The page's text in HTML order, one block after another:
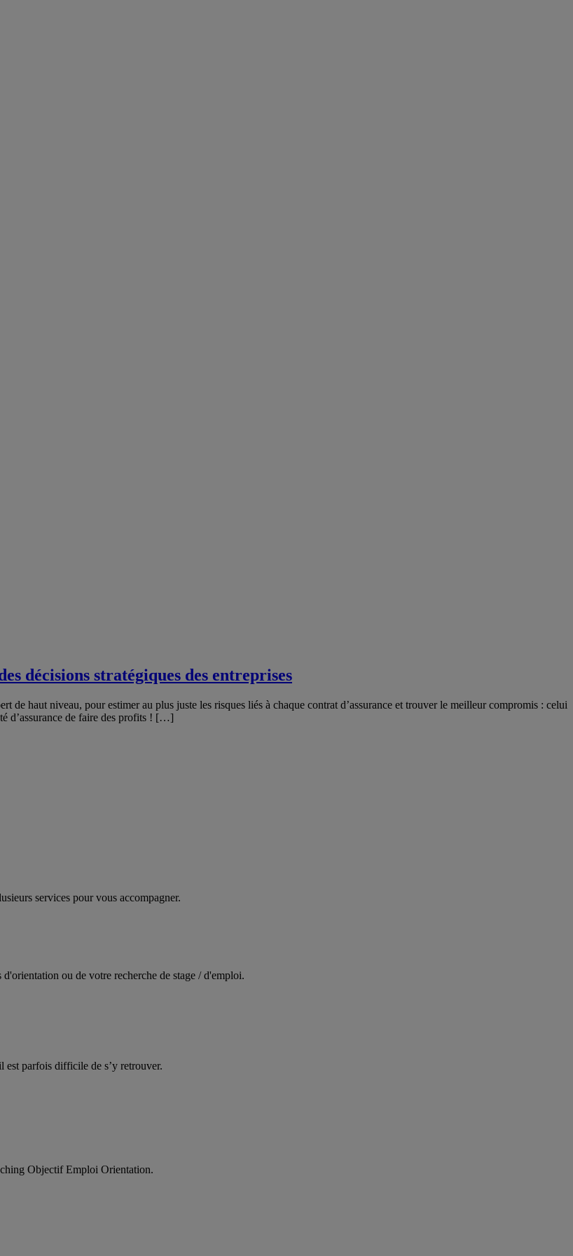
décisions stratégiques des entreprises
de haut niveau, pour estimer au plus juste les risques liés à chaque contrat d’assurance et trouver le meilleur compromis : celui
d’assurance de faire des profits ! […]
services pour vous accompagner.
ou de votre recherche de stage / d'emploi.
est parfois difficile de s’y retrouver.
Objectif Emploi Orientation.